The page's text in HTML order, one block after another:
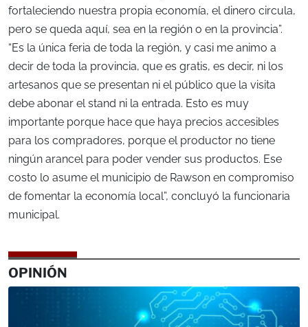
fortaleciendo nuestra propia economía, el dinero circula,
pero se queda aquí, sea en la región o en la provincia”.
“Es la única feria de toda la región, y casi me animo a
decir de toda la provincia, que es gratis, es decir, ni los
artesanos que se presentan ni el público que la visita
debe abonar el stand ni la entrada. Esto es muy
importante porque hace que haya precios accesibles
para los compradores, porque el productor no tiene
ningún arancel para poder vender sus productos. Ese
costo lo asume el municipio de Rawson en compromiso
de fomentar la economía local”, concluyó la funcionaria
municipal.
OPINIÓN